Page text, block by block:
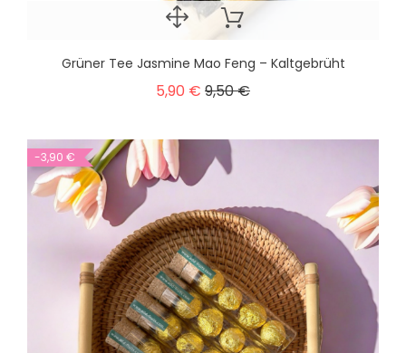
Grüner Tee Jasmine Mao Feng – Kaltgebrüht
5,90 € 9,50 €
-3,90 €